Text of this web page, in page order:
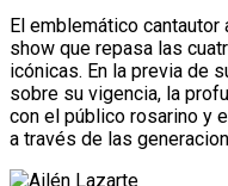
El emblemático cantautor
show que repasa las
icónicas. En la previa de
sobre su vigencia, la
con el público rosarino y
a través de las